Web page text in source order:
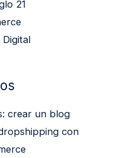
21
crear un blog
con